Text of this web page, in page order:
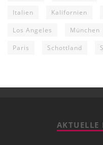
Italien Kalifornien
Los Angeles München
Paris Schottland
AKTUELLE